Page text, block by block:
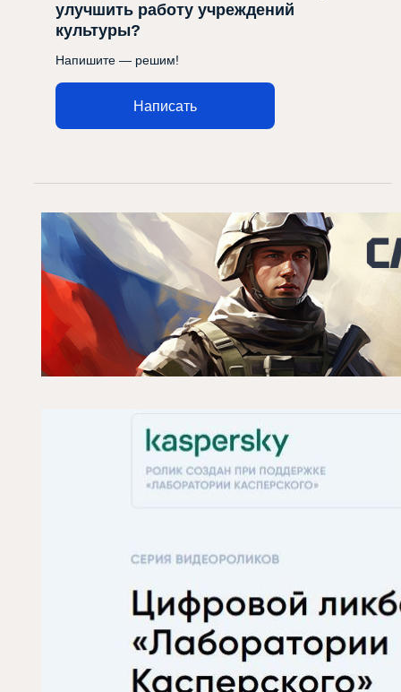
улучшить работу учреждений
культуры?
Напишите — решим!
Написать